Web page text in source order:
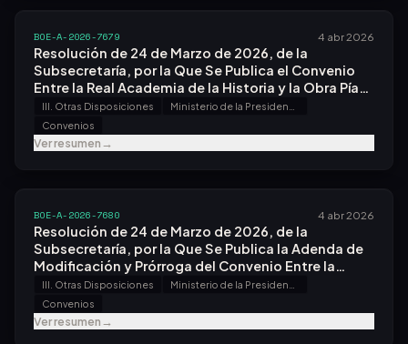
BOE-A-2026-7679 4 abr 2026
Resolución de 24 de Marzo de 2026, de la
Subsecretaría, por la Que Se Publica el Convenio
Entre la Real Academia de la Historia y la Obra Pía
de los Santos Lugares, para la Difusión de la Labor
de la Obra Pía.
III. Otras Disposiciones
Convenios
Ver resumen→
BOE-A-2026-7680 4 abr 2026
Resolución de 24 de Marzo de 2026, de la
Subsecretaría, por la Que Se Publica la Adenda de
Modificación y Prórroga del Convenio Entre la
Agencia Estatal de Administración Tributaria y el
Consorcio para el Diseño, Construcción,
Equipamiento y Explotación del Centro de Láseres
Pulsados Ultracortos Ultraintensos, en Materia de
III. Otras Disposiciones
Convenios
Ver resumen→